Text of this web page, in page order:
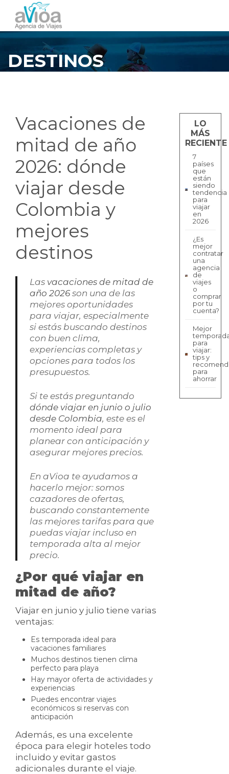
DESTINOS
Vacaciones de
mitad de año
2026: dónde
viajar desde
Colombia y
mejores
destinos
Las vacaciones de mitad de
año 2026son una de las
mejores oportunidades
para viajar, especialmente
si estás buscando destinos
con buen clima,
experiencias completas y
opciones para todos los
presupuestos.
Si te estás preguntando
dónde viajar en junio o julio
desde Colombia, este es el
momento ideal para
planear con anticipación y
asegurar mejores precios.
En aVioa te ayudamos a
hacerlo mejor: somos
cazadores de ofertas,
buscando constantemente
las mejores tarifas para que
puedas viajar incluso en
temporada alta al mejor
precio.
¿Por qué viajar en
mitad de año?
Viajar en junio y julio tiene varias
ventajas:
Es temporada ideal para
vacaciones familiares
Muchos destinos tienen clima
perfecto para playa
Hay mayor oferta de actividades y
experiencias
Puedes encontrar viajes
económicos si reservas con
anticipación
Además, es una excelente
época para elegir hoteles todo
incluido y evitar gastos
adicionales durante el viaje.
LO
MÁS
RECIENTE
7
países
que
están
siendo
tendencia
para
viajar
en
2026
¿Es
mejor
contratar
una
agencia
de
viajes
o
comprar
por tu
cuenta?
Mejor
para
viajar:
tips y
para
ahorrar